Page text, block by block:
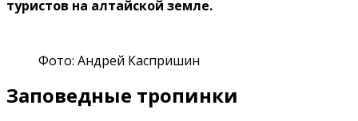
туристов на алтайской земле.
Фото: Андрей Каспришин
Заповедные тропинки